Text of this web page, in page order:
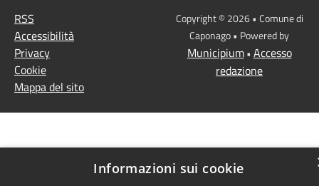
RSS
Accessibilità
Privacy
Cookie
Mappa del sito
Copyright © 2026 • Comune di
Caponago • Powered by
Municipium• Accesso
redazione
Informazioni sui cookie